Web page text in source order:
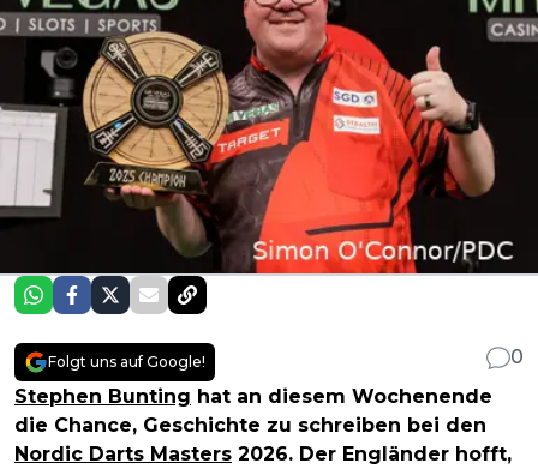
Folgt uns auf Google!
0
Stephen Bunting hat an diesem Wochenende
die Chance, Geschichte zu schreiben bei den
Nordic Darts Masters 2026. Der Engländer hofft,